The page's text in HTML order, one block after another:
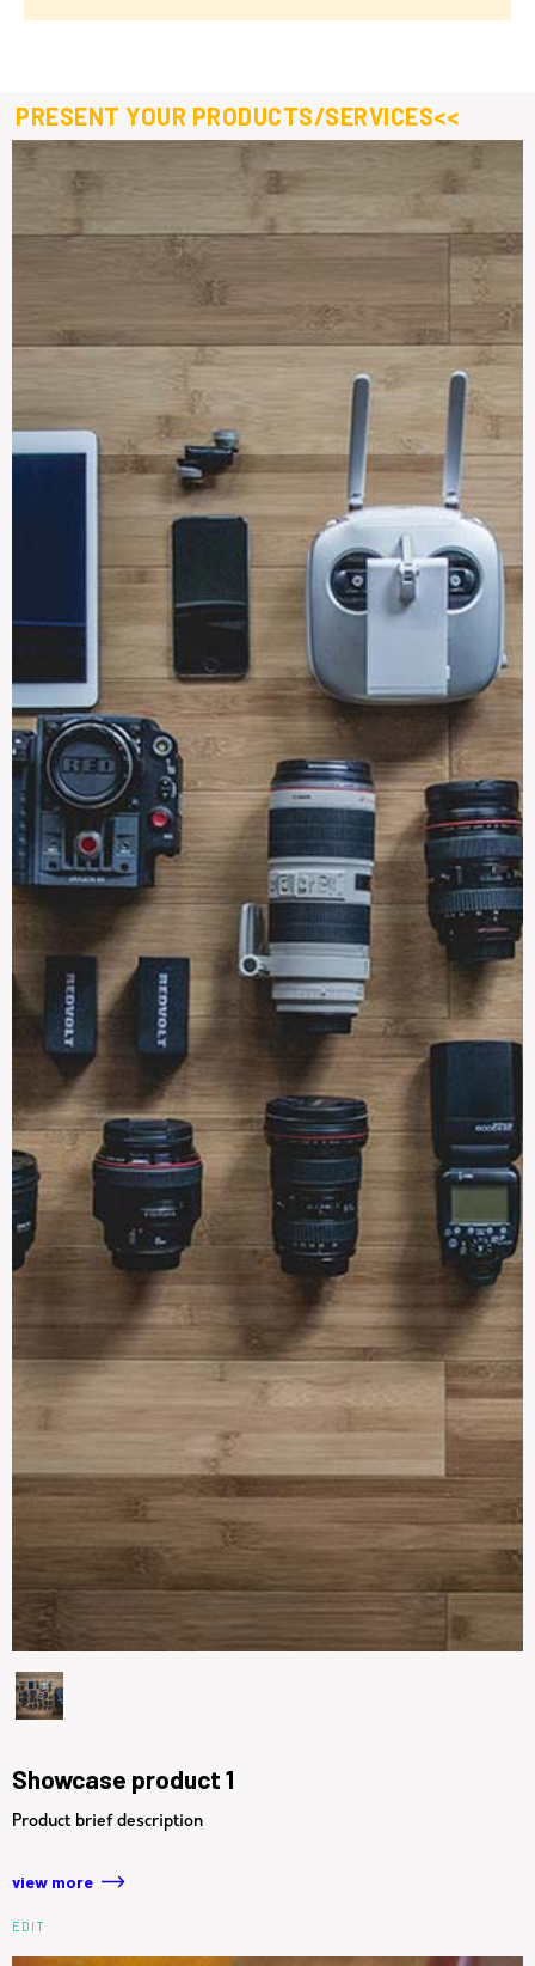
PRESENT YOUR PRODUCTS/SERVICES<<
Showcase product 1
Product brief description
view more
EDIT